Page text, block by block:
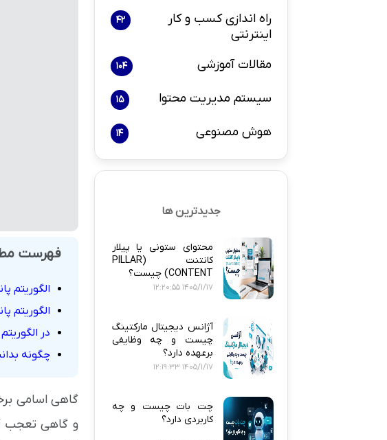
بازاریابی و فروش
پلاگین های ارسال و تحویل
فهرست
الگوریتم
الگوریتم
در
چگونه
گاهی اسامی
و گاهی تعجب
راه اندازی کسب و کار
اینترنتی
42
مقالات آموزشی 104
سیستم مدیریت محتوا 15
هوش مصنوعی 14
جدیدترین ها
محتوای ستونی یا پیلار
کانتنت (PILLAR
CONTENT) چیست؟
1405/1/17 12:20:55
آژانس دیجیتال مارکتینگ
چیست و چه وظایفی
برعهده دارد؟
1405/1/17 12:19:33
چت بات چیست و چه
کاربردی دارد؟